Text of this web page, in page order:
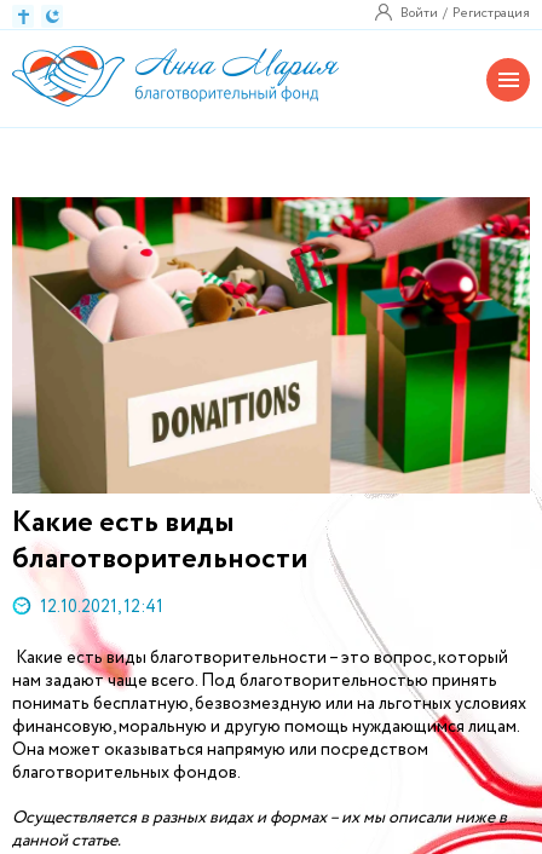
Войти Регистрация
Какие есть виды
благотворительности
12.10.2021, 12:41
Какие есть виды благотворительности – это вопрос, который
нам задают чаще всего. Под благотворительностью принять
понимать бесплатную, безвозмездную или на льготных условиях
финансовую, моральную и другую помощь нуждающимся лицам.
Она может оказываться напрямую или посредством
благотворительных фондов.
Осуществляется в разных видах и формах – их мы описали ниже в
данной статье.